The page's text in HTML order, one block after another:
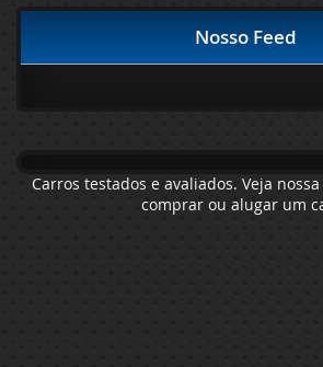
Nosso Feed
Carros testados e avaliados. Veja
comprar ou alugar um